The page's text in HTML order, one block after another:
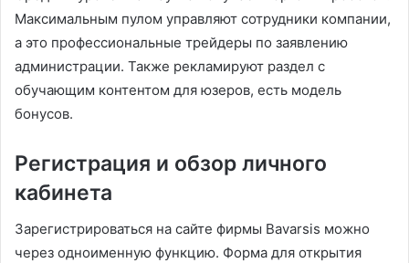
Максимальным пулом управляют сотрудники компании,
а это профессиональные трейдеры по заявлению
администрации. Также рекламируют раздел с
обучающим контентом для юзеров, есть модель
бонусов.
Регистрация и обзор личного
кабинета
Зарегистрироваться на сайте фирмы Bavarsis можно
через одноименную функцию. Форма для открытия